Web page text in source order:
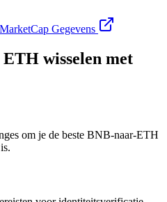
Gegevens
wisselen met
om je de beste BNB-naar-ETH